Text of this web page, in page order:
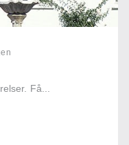
Få...